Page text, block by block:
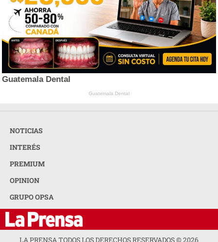
Guatemala Dental
Guatemala Dental
NOTICIAS
INTERÉS
PREMIUM
OPINION
GRUPO OPSA
LA PRENSA TODOS LOS DERECHOS RESERVADOS ©2026